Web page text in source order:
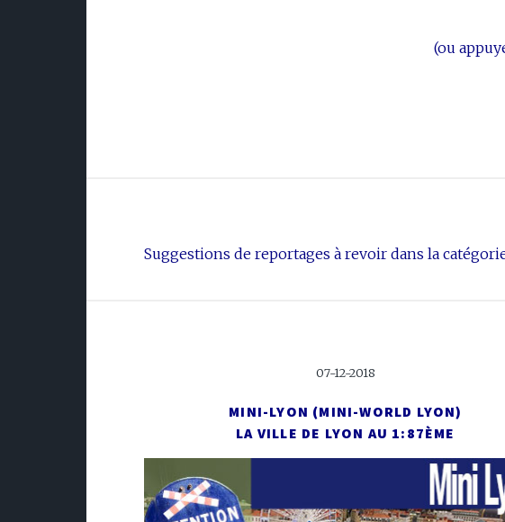
(ou
Suggestions de reportages à revoir dans la
07-12-2018
MINI-LYON (MINI-WORLD LYON)
LA VILLE DE LYON AU 1:87ÈME